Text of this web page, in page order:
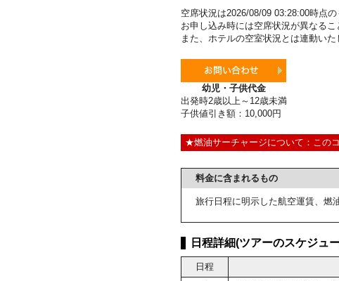
空席状況は2026/08/09 03:28:00時点の
お申し込み時には空席状況が異なるこ
また、ホテルの空室状況とは連動い
幼児・子供代金
出発時2歳以上～12歳未満
子供値引き額：10,000円
★燃油サーチャージについて：この
料金に含まれるもの
旅行日程に明示した航空運賃、燃
日程詳細(ツアーのスケジュ
日程